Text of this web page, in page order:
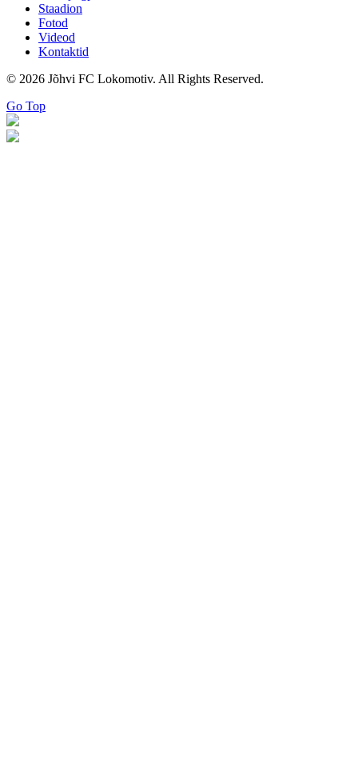
Staadion
Fotod
Videod
Kontaktid
© 2026 Jõhvi FC Lokomotiv. All Rights Reserved.
Go Top